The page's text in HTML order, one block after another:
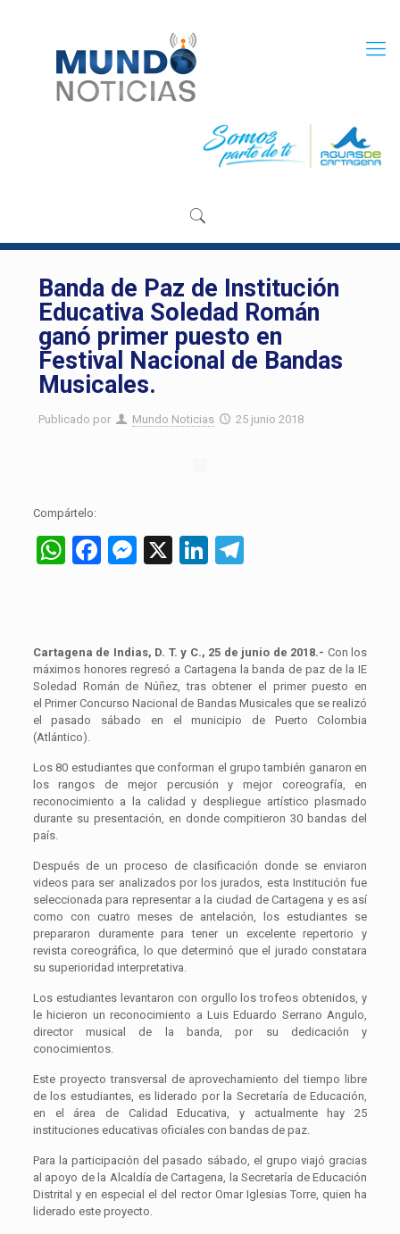
Banda de Paz de Institución
Educativa Soledad Román
ganó primer puesto en
Festival Nacional de Bandas
Musicales.
Publicado por Mundo Noticias 25 junio 2018
Compártelo:
WhatsApp
Facebook
Messenger
X LinkedIn
Cartagena de Indias, D. T. y C., 25 de junio de 2018.- Con los
máximos honores regresó a Cartagena la banda de paz de la IE
Soledad Román de Núñez, tras obtener el primer puesto en
el Primer Concurso Nacional de Bandas Musicales que se realizó
el pasado sábado en el municipio de Puerto Colombia
(Atlántico).
Los 80 estudiantes que conforman el grupo también ganaron en
los rangos de mejor percusión y mejor coreografía, en
reconocimiento a la calidad y despliegue artístico plasmado
durante su presentación, en donde compitieron 30 bandas del
país.
Después de un proceso de clasificación donde se enviaron
videos para ser analizados por los jurados, esta Institución fue
seleccionada para representar a la ciudad de Cartagena y es así
como con cuatro meses de antelación, los estudiantes se
prepararon duramente para tener un excelente repertorio y
revista coreográfica, lo que determinó que el jurado constatara
su superioridad interpretativa.
Los estudiantes levantaron con orgullo los trofeos obtenidos, y
le hicieron un reconocimiento a Luis Eduardo Serrano Angulo,
director musical de la banda, por su dedicación y
conocimientos.
Este proyecto transversal de aprovechamiento del tiempo libre
de los estudiantes, es liderado por la Secretaría de Educación,
en el área de Calidad Educativa, y actualmente hay 25
instituciones educativas oficiales con bandas de paz.
Para la participación del pasado sábado, el grupo viajó gracias
al apoyo de la Alcaldía de Cartagena, la Secretaría de Educación
Distrital y en especial el del rector Omar Iglesias Torre, quien ha
liderado este proyecto.